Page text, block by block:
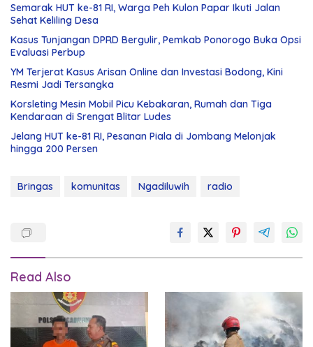
Semarak HUT ke-81 RI, Warga Peh Kulon Papar Ikuti Jalan
Sehat Keliling Desa
Kasus Tunjangan DPRD Bergulir, Pemkab Ponorogo Buka Opsi
Evaluasi Perbup
YM Terjerat Kasus Arisan Online dan Investasi Bodong, Kini
Resmi Jadi Tersangka
Korsleting Mesin Mobil Picu Kebakaran, Rumah dan Tiga
Kendaraan di Srengat Blitar Ludes
Jelang HUT ke-81 RI, Pesanan Piala di Jombang Melonjak
hingga 200 Persen
Bringas komunitas Ngadiluwih radio
Read Also